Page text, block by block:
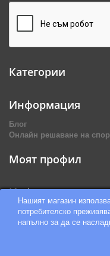
Нашият магазин
потребителско
напълно за да се
Категории
Информация
Блог
Онлайн решаване на
Моят профил
Информация за